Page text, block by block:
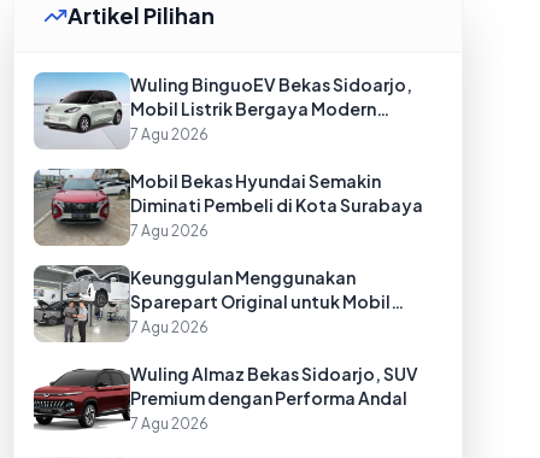
Artikel Pilihan
Wuling BinguoEV Bekas Sidoarjo,
Mobil Listrik Bergaya Modern
dengan Harga Menarik
7 Agu 2026
Mobil Bekas Hyundai Semakin
Diminati Pembeli di Kota Surabaya
7 Agu 2026
Keunggulan Menggunakan
Sparepart Original untuk Mobil
Denza Bekas di Batam
7 Agu 2026
Wuling Almaz Bekas Sidoarjo, SUV
Premium dengan Performa Andal
7 Agu 2026